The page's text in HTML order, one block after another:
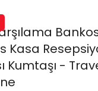
Kasa
Kumtaşı -